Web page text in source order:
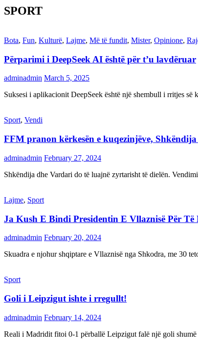
SPORT
Bota, Fun, Kulturë, Lajme, Më të fundit, Mister, Opinione,
Përparimi i DeepSeek AI është për t’u lavdëruar
adminadmin March 5, 2025
Suksesi i aplikacionit DeepSeek është një shembull i rritjes
Sport, Vendi
FFM pranon kërkesën e kuqezinjëve,
adminadmin February 27, 2024
Shkëndija dhe Vardari do të luajnë zyrtarisht të dielën.
Lajme, Sport
Ja Kush E Bindi Presidentin E Vllaznisë Për
adminadmin February 20, 2024
Skuadra e njohur shqiptare e Vllaznisë nga Shkodra, me 30
Sport
Goli i Leipzigut ishte i rregullt!
adminadmin February 14, 2024
Reali i Madridit fitoi 0-1 përballë Leipzigut falë një goli